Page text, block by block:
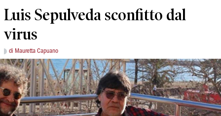
Luis Sepulveda sconfitto dal
virus
di Mauretta Capuano